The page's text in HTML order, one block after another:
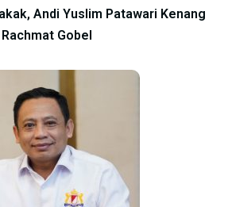
Andi Yuslim Patawari Kenang
Gobel